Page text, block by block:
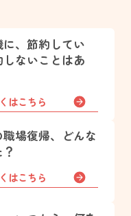
、節約してい
ないことはあ
はこちら
場復帰、どんな
はこちら